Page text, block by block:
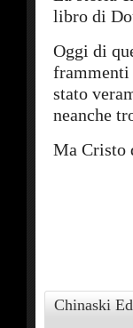
libro di
Oggi di
frammenti
stato
neanche
Ma Cristo
Chinaski